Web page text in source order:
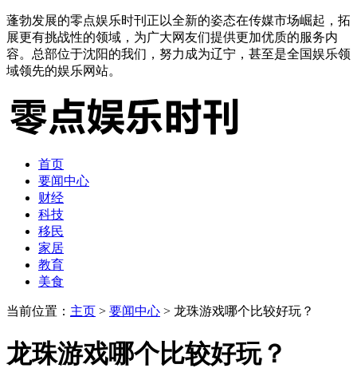
蓬勃发展的零点娱乐时刊正以全新的姿态在传媒市场崛起，拓
展更有挑战性的领域，为广大网友们提供更加优质的服务内
容。总部位于沈阳的我们，努力成为辽宁，甚至是全国娱乐领
域领先的娱乐网站。
首页
要闻中心
财经
科技
移民
家居
教育
美食
当前位置： 主页 > 要闻中心 > 龙珠游戏哪个比较好玩？
龙珠游戏哪个比较好玩？